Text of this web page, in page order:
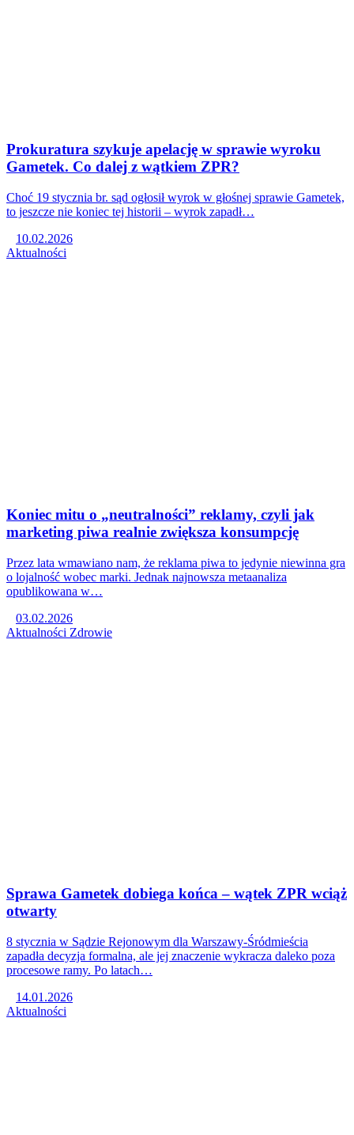
Prokuratura szykuje apelację w sprawie wyroku
Gametek. Co dalej z wątkiem ZPR?
Choć 19 stycznia br. sąd ogłosił wyrok w głośnej sprawie Gametek,
to jeszcze nie koniec tej historii – wyrok zapadł…
10.02.2026
Aktualności
Koniec mitu o „neutralności” reklamy, czyli jak
marketing piwa realnie zwiększa konsumpcję
Przez lata wmawiano nam, że reklama piwa to jedynie niewinna gra
o lojalność wobec marki. Jednak najnowsza metaanaliza
opublikowana w…
03.02.2026
Aktualności Zdrowie
Sprawa Gametek dobiega końca – wątek ZPR wciąż
otwarty
8 stycznia w Sądzie Rejonowym dla Warszawy-Śródmieścia
zapadła decyzja formalna, ale jej znaczenie wykracza daleko poza
procesowe ramy. Po latach…
14.01.2026
Aktualności